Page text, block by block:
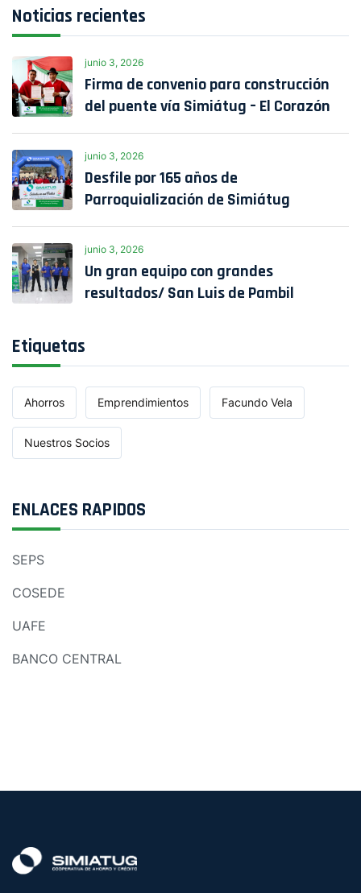
Noticias recientes
junio 3, 2026
Firma de convenio para construcción
del puente vía Simiátug – El Corazón
junio 3, 2026
Desfile por 165 años de
Parroquialización de Simiátug
junio 3, 2026
Un gran equipo con grandes
resultados/ San Luis de Pambil
Etiquetas
Ahorros Emprendimientos Facundo Vela
Nuestros Socios
ENLACES RAPIDOS
SEPS
COSEDE
UAFE
BANCO CENTRAL